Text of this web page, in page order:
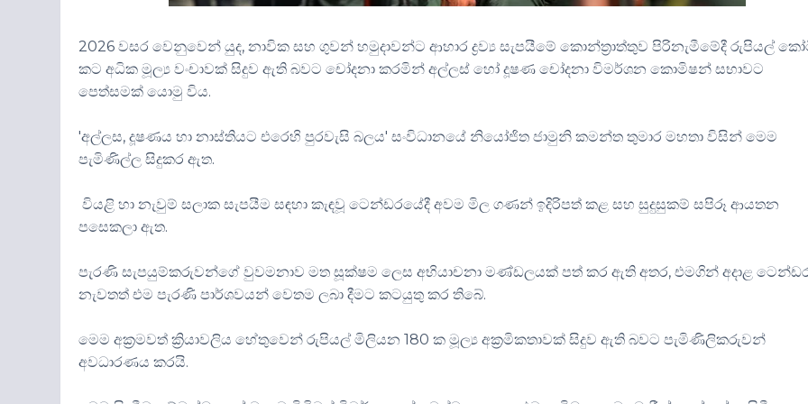
2026 වසර වෙනුවෙන් යුද, නාවික සහ ගුවන් හමුදාවන්ට ආහාර ද්‍රව්‍ය සැපයීමේ කොන්ත්‍රාත්තුව පිරිනැමීමේදී රුපියල්
කට අධික මූල්‍ය වංචාවක් සිදුව ඇති බවට චෝදනා කරමින් අල්ලස් හෝ දූෂණ චෝදනා විමර්ශන කොමිෂන් සභාවට
පෙත්සමක් යොමු විය.
'අල්ලස, දූෂණය හා නාස්තියට එරෙහි පුරවැසි බලය' සංවිධානයේ නියෝජිත ජාමුනි කමන්ත තුමාර මහතා විසින් මෙම
පැමිණිල්ල සිදුකර ඇත.
වියළි හා නැවුම් සලාක සැපයීම සඳහා කැඳවූ ටෙන්ඩරයේදී අවම මිල ගණන් ඉදිරිපත් කළ සහ සුදුසුකම් සපිරූ ආයතන
පසෙකලා ඇත.
පැරණි සැපයුම්කරුවන්ගේ වුවමනාව මත සූක්ෂම ලෙස අභියාචනා මණ්ඩලයක් පත් කර ඇති අතර, එමගින් අදාළ
නැවතත් එම පැරණි පාර්ශවයන් වෙතම ලබා දීමට කටයුතු කර තිබේ.
මෙම අක්‍රමවත් ක්‍රියාවලිය හේතුවෙන් රුපියල් මිලියන 180 ක මූල්‍ය අක්‍රමිකතාවක් සිදුව ඇති බවට පැමිණිලිකරුවන්
අවධාරණය කරයි.